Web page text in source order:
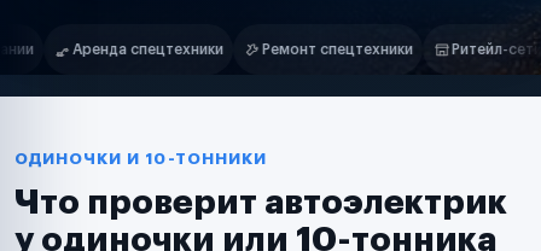
Нам доверяют
Ремонт спецтехники Ритейл-сети Управляющие компании
Маркетплейсы
Таксопарки
Автодилеры
ОДИНОЧКИ И 10-ТОННИКИ
Что проверит автоэлектрик
у одиночки или 10-тонника